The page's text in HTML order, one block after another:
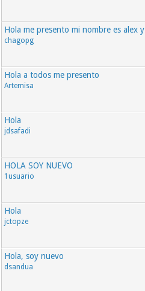
Hola me presento mi nombre es alex
chagopg
Hola a todos me presento
Artemisa
Hola
jdsafadi
HOLA SOY NUEVO
1usuario
Hola
jctopze
Hola, soy nuevo
dsandua